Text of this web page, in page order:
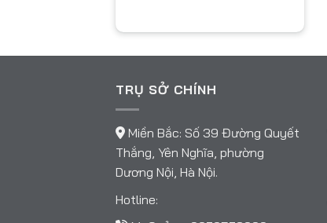
TRỤ SỞ CHÍNH
Miền Bắc: Số 39 Đường Quyết
Thắng, Yên Nghĩa, phường
Dương Nội, Hà Nội.
Hotline: